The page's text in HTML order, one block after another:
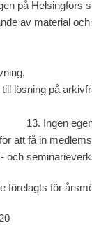
på Helsingfors
av material
av ett
budgeten för
att få in
och
förelagts för